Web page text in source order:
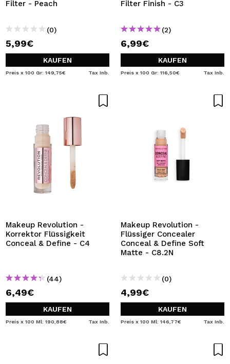
Filter - Peach
(0)
5,99€
KAUFEN
Preis x 100 Gr: 149,75€ Tax Inb.
Filter Finish - C3
(2)
6,99€
KAUFEN
Preis x 100 Gr: 116,50€ Tax Inb.
Makeup Revolution -
Korrektor Flüssigkeit
Conceal & Define - C4
(44)
6,49€
KAUFEN
Preis x 100 Ml: 190,88€ Tax Inb.
Makeup Revolution -
Flüssiger Concealer
Conceal & Define Soft
Matte - C8.2N
(0)
4,99€
KAUFEN
Preis x 100 Ml: 146,77€ Tax Inb.